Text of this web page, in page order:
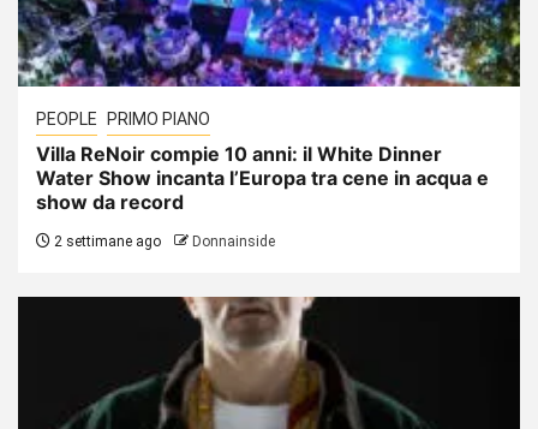
PEOPLE PRIMO PIANO
Villa ReNoir compie 10 anni: il White Dinner
Water Show incanta l’Europa tra cene in acqua e
show da record
2 settimane ago Donnainside